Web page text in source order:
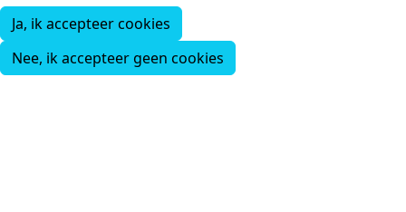
Ja, ik accepteer cookies
Nee, ik accepteer geen cookies